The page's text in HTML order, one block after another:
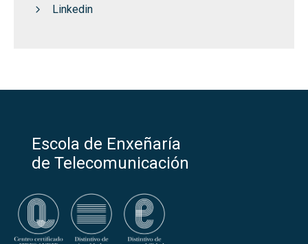
Linkedin
Escola de Enxeñaría
de Telecomunicación